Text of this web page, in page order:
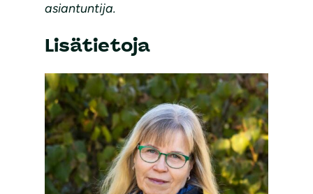
asiantuntija.
Lisätietoja